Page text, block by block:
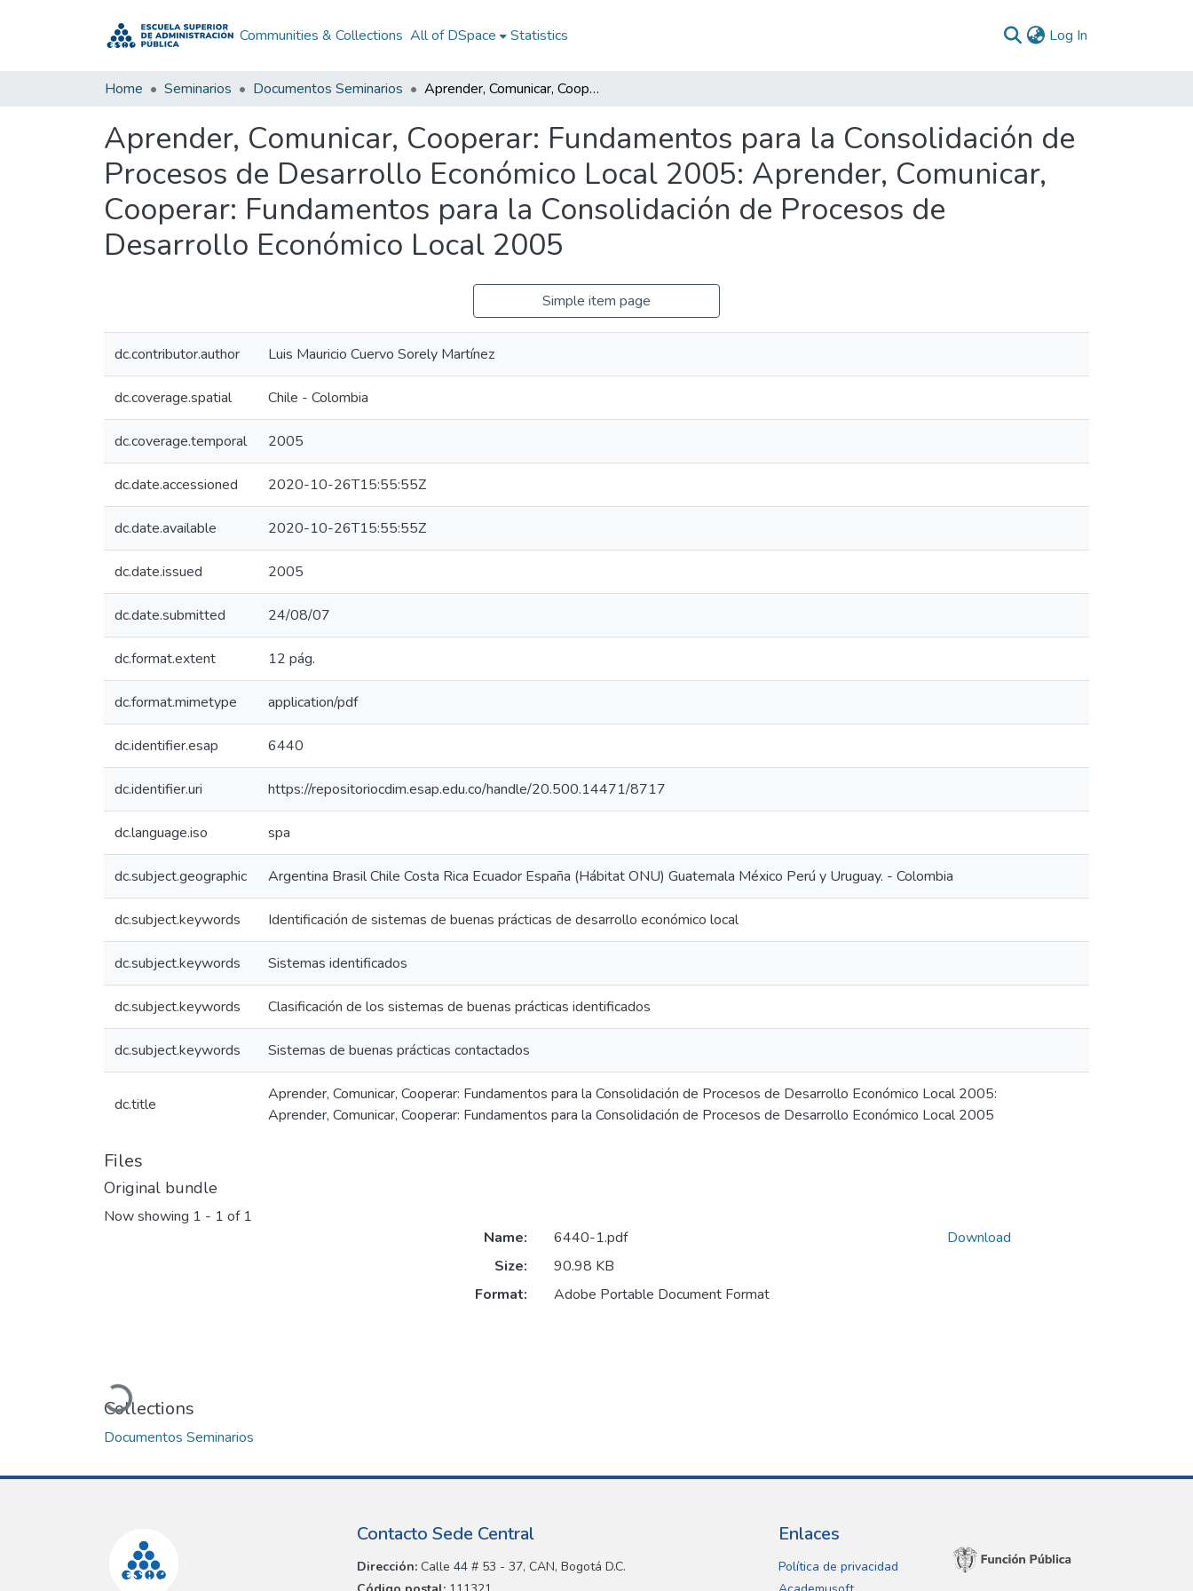
Communities & Collections All of DSpace Statistics Log In
Home Seminarios Documentos Seminarios Aprender, Comunicar, Cooperar: Fundamentos para la Consolidación de Procesos de Desarrollo Económico Local 2005: Aprender, Comunicar, Cooperar: Fundamentos para la Consolidación de Procesos de Desarrollo Económico Local 2005
Aprender, Comunicar, Cooperar: Fundamentos para la Consolidación de
Procesos de Desarrollo Económico Local 2005: Aprender, Comunicar,
Cooperar: Fundamentos para la Consolidación de Procesos de
Desarrollo Económico Local 2005
Simple item page
dc.contributor.author Luis Mauricio Cuervo Sorely Martínez
dc.coverage.spatial Chile - Colombia
dc.coverage.temporal 2005
dc.date.accessioned 2020-10-26T15:55:55Z
dc.date.available 2020-10-26T15:55:55Z
dc.date.issued 2005
dc.date.submitted 24/08/07
dc.format.extent 12 pág.
dc.format.mimetype application/pdf
dc.identifier.esap 6440
dc.identifier.uri https://repositoriocdim.esap.edu.co/handle/20.500.14471/8717
dc.language.iso spa
dc.subject.geographic Argentina Brasil Chile Costa Rica Ecuador España (Hábitat ONU) Guatemala México Perú y Uruguay. - Colombia
dc.subject.keywords Identificación de sistemas de buenas prácticas de desarrollo económico local
dc.subject.keywords Sistemas identificados
dc.subject.keywords Clasificación de los sistemas de buenas prácticas identificados
dc.subject.keywords Sistemas de buenas prácticas contactados
dc.title
Aprender, Comunicar, Cooperar: Fundamentos para la Consolidación de Procesos de Desarrollo Económico Local 2005:
Aprender, Comunicar, Cooperar: Fundamentos para la Consolidación de Procesos de Desarrollo Económico Local 2005
Files
Original bundle
Now showing 1 - 1 of 1
Loading...
Name:
6440-1.pdf
Size:
90.98 KB
Format:
Adobe Portable Document Format
Download
Collections
Documentos Seminarios
Contacto Sede Central
Dirección: Calle 44 # 53 - 37, CAN, Bogotá D.C.
Enlaces
Política de privacidad